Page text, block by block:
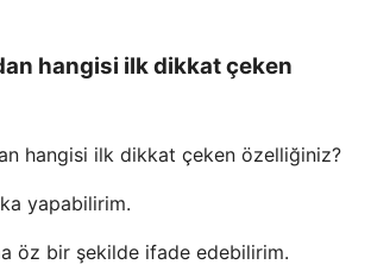
hangisi ilk dikkat çeken
yapabilirim.
öz bir şekilde ifade edebilirim.